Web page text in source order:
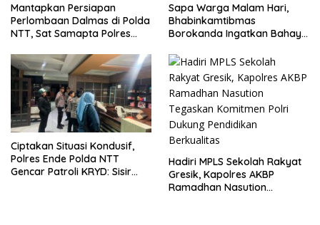
Mantapkan Persiapan
Perlombaan Dalmas di Polda
NTT, Sat Samapta Polres
Peningkatan Kemampuan
Sapa Warga Malam Hari,
Bhabinkamtibmas
Borokanda Ingatkan Bahaya
Kamtibmas
Ciptakan Situasi Kondusif,
Polres Ende Polda NTT
Gencar Patroli KRYD: Sisir
Hadiri MPLS Sekolah Rakyat
Gresik, Kapolres AKBP
Ramadhan Nasution